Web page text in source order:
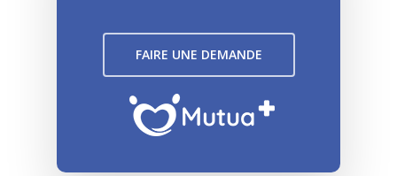
FAIRE UNE DEMANDE